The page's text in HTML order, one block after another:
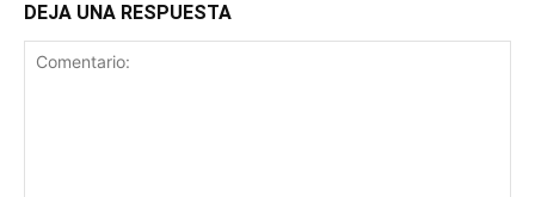
DEJA UNA RESPUESTA